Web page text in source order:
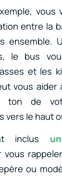
vous
entre la
ensemble.
le bus
et les
vous aider
ton de
vers le haut
inclus
vous
ou